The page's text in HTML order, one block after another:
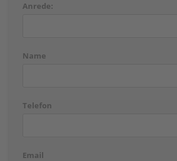
Anrede:
Name
Telefon
Email